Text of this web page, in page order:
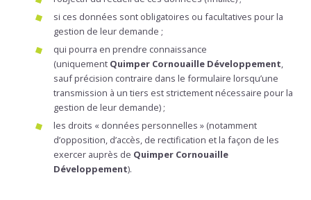
si ces données sont obligatoires ou facultatives pour la
gestion de leur demande ;
qui pourra en prendre connaissance
(uniquement Quimper Cornouaille Développement,
sauf précision contraire dans le formulaire lorsqu’une
transmission à un tiers est strictement nécessaire pour la
gestion de leur demande) ;
les droits « données personnelles » (notamment
d’opposition, d’accès, de rectification et la façon de les
exercer auprès de Quimper Cornouaille
Développement).